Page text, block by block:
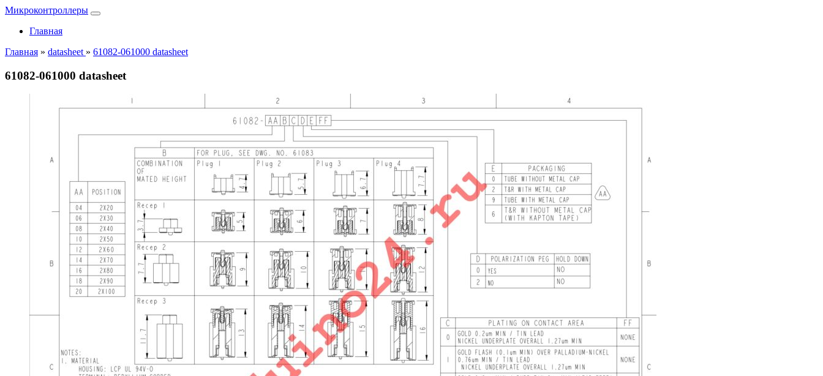
Микроконтроллеры
Главная
Главная » datasheet » 61082-061000 datasheet
61082-061000 datasheet